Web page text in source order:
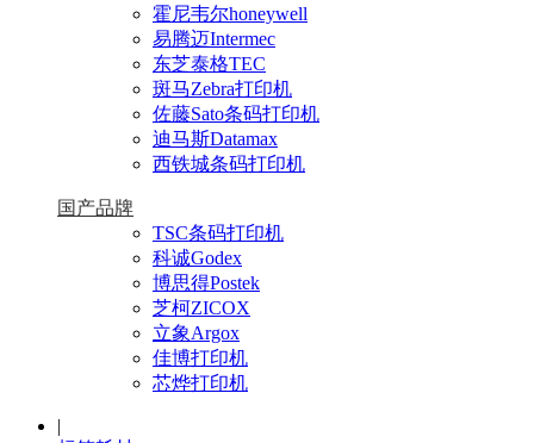
霍尼韦尔honeywell
易腾迈Intermec
东芝泰格TEC
斑马Zebra打印机
佐藤Sato条码打印机
迪马斯Datamax
西铁城条码打印机
国产品牌
TSC条码打印机
科诚Godex
博思得Postek
芝柯ZICOX
立象Argox
佳博打印机
芯烨打印机
|